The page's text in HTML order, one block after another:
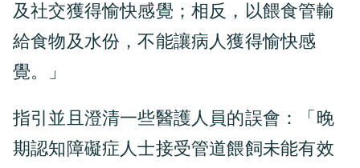
及社交獲得愉快感覺；相反，以餵食管輸
給食物及水份，不能讓病人獲得愉快感
覺。」
指引並且澄清一些醫護人員的誤會：「晚
期認知障礙症人士接受管道餵飼未能有效